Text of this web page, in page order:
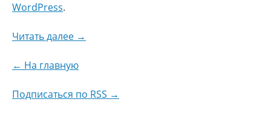
WordPress.
Читать далее →
← На главную
Подписаться по RSS →